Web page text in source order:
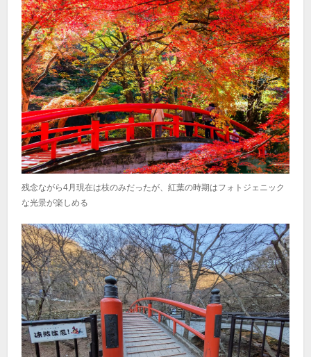
残念ながら4月現在は枝のみだったが、紅葉の時期はフォトジェニック
な光景が楽しめる